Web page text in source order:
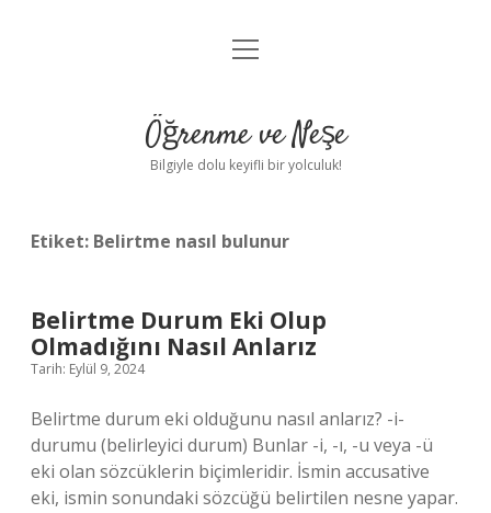
Anasayfa
Yasal Uyarı
menüyü
Öğrenme ve Neşe
Bilgiyle dolu keyifli bir yolculuk!
Etiket: Belirtme nasıl bulunur
Belirtme Durum Eki Olup
Olmadığını Nasıl Anlarız
Tarih: Eylül 9, 2024
Belirtme durum eki olduğunu nasıl anlarız? -i-
durumu (belirleyici durum) Bunlar -i, -ı, -u veya -ü
eki olan sözcüklerin biçimleridir. İsmin accusative
eki, ismin sonundaki sözcüğü belirtilen nesne yapar.